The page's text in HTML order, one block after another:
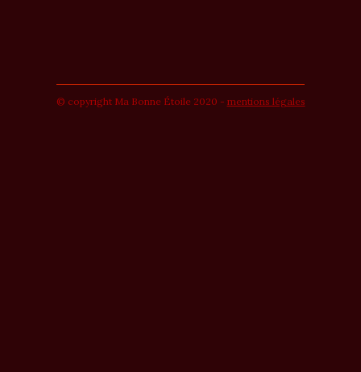
© copyright Ma Bonne Étoile 2020 - mentions légales